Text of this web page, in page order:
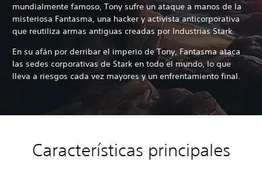
mundialmente famoso, Tony sufre un ataque a manos de la
misteriosa Fantasma, una hacker y activista anticorporativa
que reutiliza armas antiguas creadas por Industrias Stark.
En su afán por derribar el imperio de Tony, Fantasma ataca
las sedes corporativas de Stark en todo el mundo, lo que
lleva a riesgos cada vez mayores y un enfrentamiento final.
Características principales